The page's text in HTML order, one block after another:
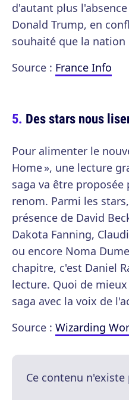
d'autant plus
Donald Trump, en
souhaité que la nation
Source : France Info
Des stars nous
Pour alimenter le
Home », une lecture
saga va être
renom. Parmi les
présence de David
Dakota Fanning,
ou encore Noma
chapitre, c'est Daniel
lecture. Quoi de
saga avec la voix de
Source : Wizarding
Ce contenu n'existe